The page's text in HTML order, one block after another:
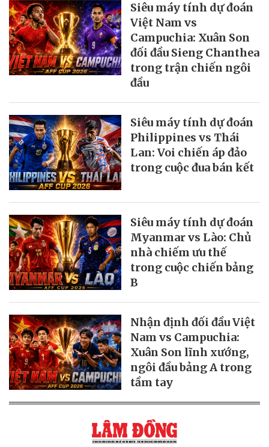
Siêu máy tính dự đoán
Việt Nam vs
Campuchia: Xuân Son
đối đầu Sieng Chanthea
trong trận chiến ngôi
đầu
Siêu máy tính dự đoán
Philippines vs Thái
Lan: Voi chiến áp đảo
trong cuộc đua bán kết
Siêu máy tính dự đoán
Myanmar vs Lào: Chủ
nhà chiếm ưu thế
trong cuộc chiến bảng
B
Nhận định đối đầu Việt
Nam vs Campuchia:
Xuân Son lĩnh xướng,
ngôi đầu bảng A trong
tầm tay